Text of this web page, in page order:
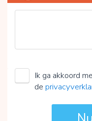
Ik ga akkoord
de